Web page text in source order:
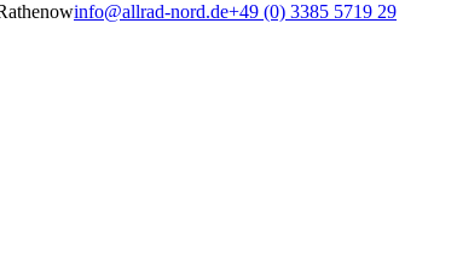
info@allrad-nord.de+49 (0) 3385 5719 29